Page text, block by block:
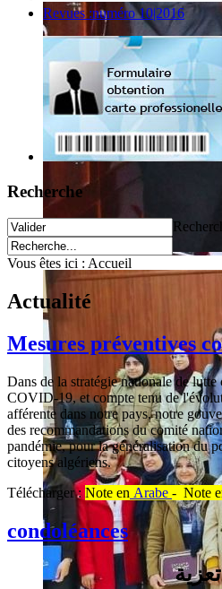
Revues :numéro 10|2016
Recherche
Vous êtes ici : Accueil
Actualité
Mesures préventives
Dans de la stratégie nationale de
COVID-19, et compte tenu de
afférente dans notre pays, notre
des recommandations du comité
pandémie, pour la généralisation du
citoyens algériens.
Télécharger :Note en Arabe - Note
condoléances